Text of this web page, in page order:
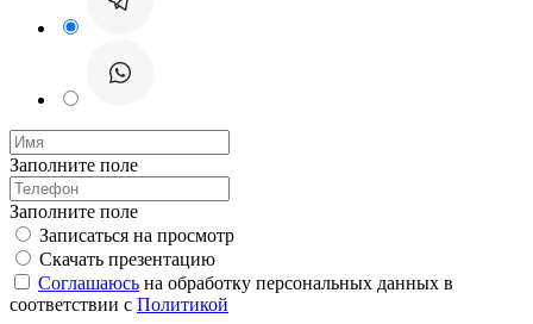
Заполните поле
Заполните поле
Записаться на просмотр
Скачать презентацию
Соглашаюсь на обработку персональных данных в
соответствии с Политикой